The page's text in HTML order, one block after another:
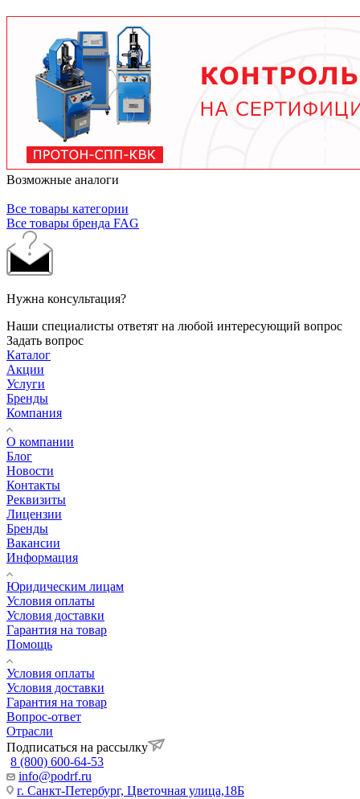
тяжелых условиях до 2 лет при нормальной
эксплуатации. Используйте только
рекомендованные производителем смазочные
материалы.
Возможные аналоги
Все товары категории
Все товары бренда FAG
Нужна консультация?
Наши специалисты ответят на любой интересующий вопрос
Задать вопрос
Каталог
Акции
Услуги
Бренды
Компания
О компании
Блог
Новости
Контакты
Реквизиты
Лицензии
Бренды
Вакансии
Информация
Юридическим лицам
Условия оплаты
Условия доставки
Гарантия на товар
Помощь
Условия оплаты
Условия доставки
Гарантия на товар
Вопрос-ответ
Отрасли
Подписаться на рассылку
8 (800) 600-64-53
info@podrf.ru
г. Санкт-Петербург, Цветочная улица,18Б